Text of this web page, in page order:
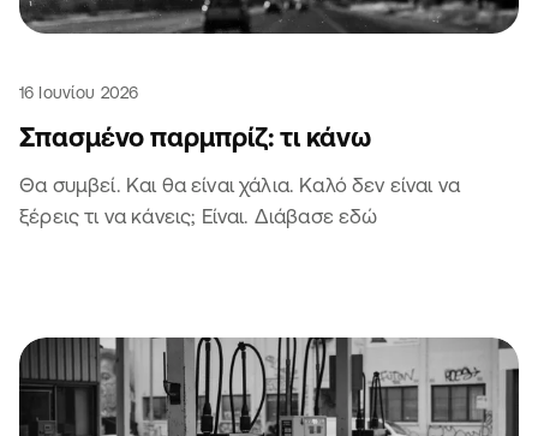
16 Ιουνίου 2026
Σπασμένο παρμπρίζ: τι κάνω
Θα συμβεί. Και θα είναι χάλια. Καλό δεν είναι να
ξέρεις τι να κάνεις; Είναι. Διάβασε εδώ